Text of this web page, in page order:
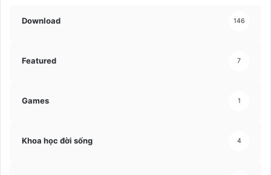
Download 146
Featured 7
Games 1
Khoa học đời sống 4